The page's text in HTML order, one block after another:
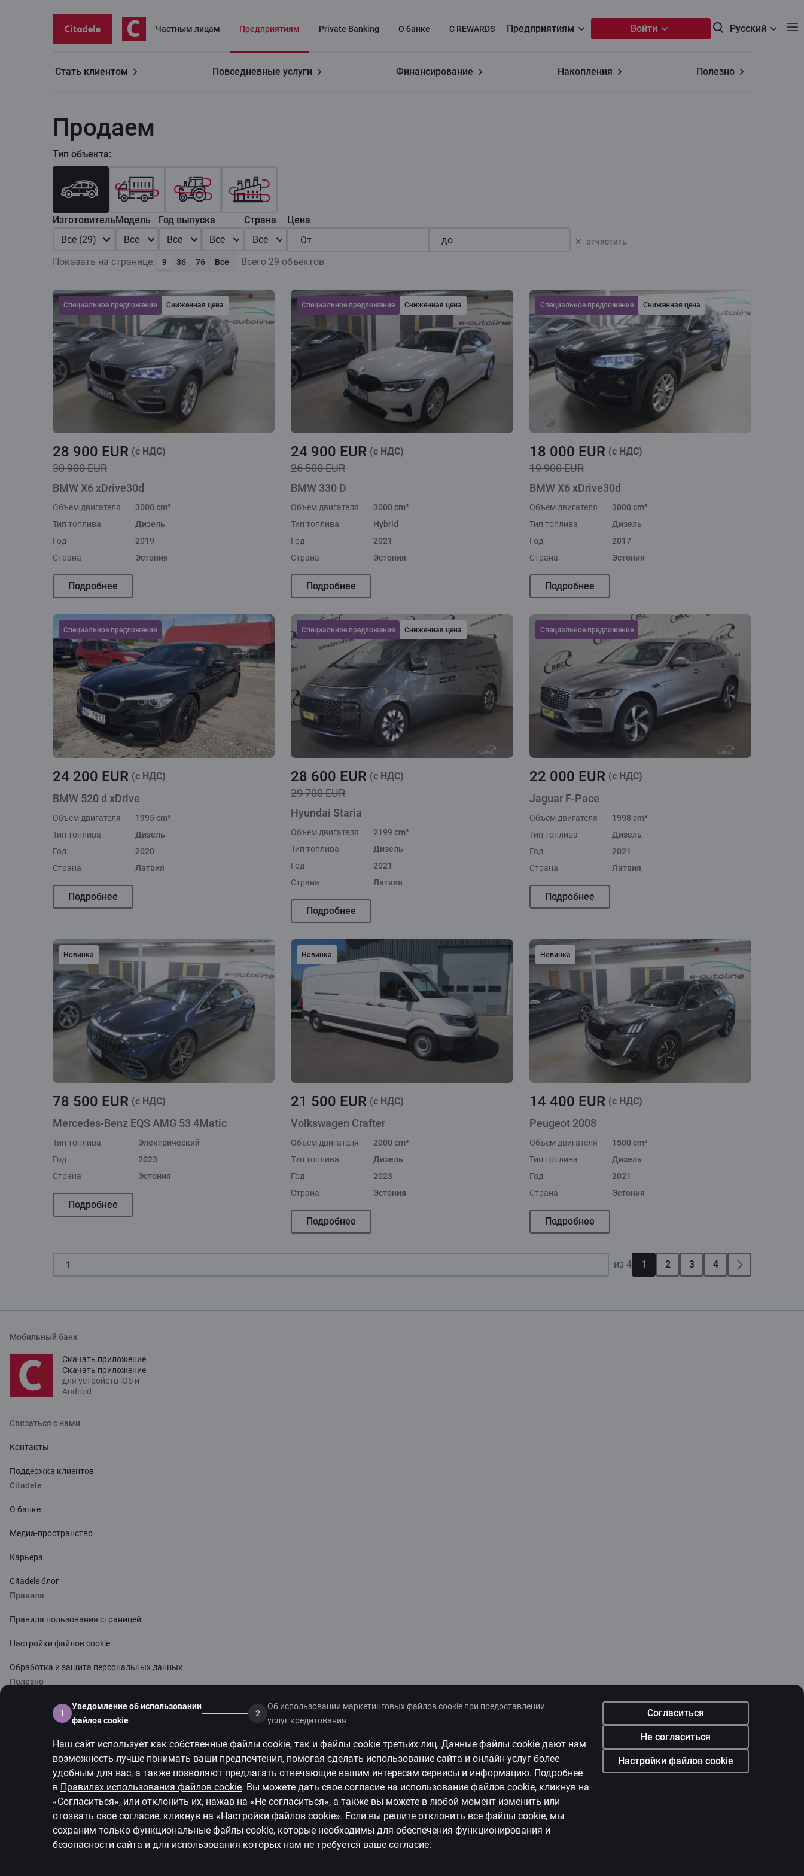
1
Уведомление об использовании
файлов cookie
2
Об использовании маркетинговых файлов cookie при предоставлении
услуг кредитования
Согласиться
Не согласиться
Настройки файлов cookie
Наш сайт использует как собственные файлы cookie, так и файлы cookie третьих лиц. Данные файлы cookie дают нам
возможность лучше понимать ваши предпочтения, помогая сделать использование сайта и онлайн-услуг более
удобным для вас, а также позволяют предлагать отвечающие вашим интересам сервисы и информацию. Подробнее
в Правилах использования файлов cookie. Вы можете дать свое согласие на использование файлов cookie, кликнув на
«Согласиться», или отклонить их, нажав на «Не согласиться», а также вы можете в любой момент изменить или
отозвать свое согласие, кликнув на «Настройки файлов cookie». Если вы решите отклонить все файлы cookie, мы
сохраним только функциональные файлы cookie, которые необходимы для обеспечения функционирования и
безопасности сайта и для использования которых нам не требуется ваше согласие.
Частным лицaм Предприятиям Private Banking О банке C REWARDS Предприятиям Войти Русский
Стать клиентом Повседневные услуги Финансирование Накопления Полезно
Продаем
Тип объекта:
Изготовитель
Все (29)
Модель
Все
Год выпуска
Все
Все
Страна
Все
Цена
oтчистить
Показать на странице: 9 36 76 Все Всего 29 объектов
Cпециальное предложение Сниженная цена
28 900 EUR (c НДС)
30 900 EUR
BMW X6 xDrive30d
Объем двигателя
3000 cm³
Тип топлива
Дизель
Год
2019
Страна
Эстония
Подробнее
Cпециальное предложение Сниженная цена
24 900 EUR (c НДС)
26 500 EUR
BMW 330 D
Объем двигателя
3000 cm³
Тип топлива
Hybrid
Год
2021
Страна
Эстония
Подробнее
Cпециальное предложение Сниженная цена
18 000 EUR (c НДС)
19 900 EUR
BMW X6 xDrive30d
Объем двигателя
3000 cm³
Тип топлива
Дизель
Год
2017
Страна
Эстония
Подробнее
Cпециальное предложение
24 200 EUR (c НДС)
BMW 520 d xDrive
Объем двигателя
1995 cm³
Тип топлива
Дизель
Год
2020
Страна
Латвия
Подробнее
Cпециальное предложение Сниженная цена
28 600 EUR (c НДС)
29 700 EUR
Hyundai Staria
Объем двигателя
2199 cm³
Тип топлива
Дизель
Год
2021
Страна
Латвия
Подробнее
Cпециальное предложение
22 000 EUR (c НДС)
Jaguar F-Pace
Объем двигателя
1998 cm³
Тип топлива
Дизель
Год
2021
Страна
Латвия
Подробнее
Новинка
78 500 EUR (c НДС)
Mercedes-Benz EQS AMG 53 4Matic
Тип топлива
Электрический
Год
2023
Страна
Эстония
Подробнее
Новинка
21 500 EUR (c НДС)
Volkswagen Crafter
Объем двигателя
2000 cm³
Тип топлива
Дизель
Год
2023
Страна
Эстония
Подробнее
Новинка
14 400 EUR (c НДС)
Peugeot 2008
Объем двигателя
1500 cm³
Тип топлива
Дизель
Год
2021
Страна
Эстония
Подробнее
из 4 1 2 3 4
Мобильный банк
Скачать приложение
Скачать приложение
для устройств iOS и
Android
Связаться с нами
Контакты
Поддержка клиентов
Citadele
О банке
Медиа-пространство
Карьера
Citadele блог
Правила
Правила пользования страницей
Настройки файлов cookie
Обработка и защита персональных данных
Полезно
Тарифы для частных лиц
Калькуляторы
Доступность